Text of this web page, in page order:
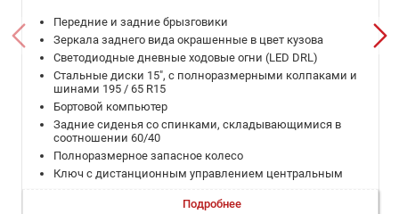
Передние и задние брызговики
Зеркала заднего вида окрашенные в цвет кузова
Светодиодные дневные ходовые огни (LED DRL)
Стальные диски 15", с полноразмерными колпаками и
шинами 195 / 65 R15
Бортовой компьютер
Задние сиденья со спинками, складывающимися в
соотношении 60/40
Полноразмерное запасное колесо
Ключ с дистанционным управлением центральным
Подробнее